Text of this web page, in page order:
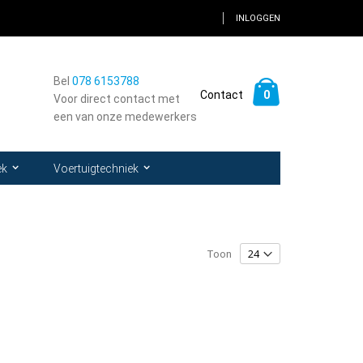
INLOGGEN
0
Bel 078 6153788
Voor direct contact met
een van onze medewerkers
Contact
Voertuigtechniek
Toon